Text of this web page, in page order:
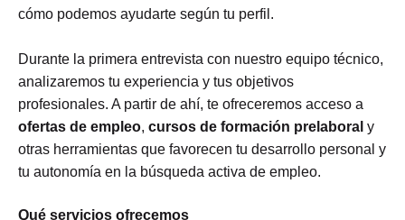
cómo podemos ayudarte según tu perfil.
Durante la primera entrevista con nuestro equipo técnico,
analizaremos tu experiencia y tus objetivos
profesionales. A partir de ahí, te ofreceremos acceso a
ofertas de empleo, cursos de formación prelaboral y
otras herramientas que favorecen tu desarrollo personal y
tu autonomía en la búsqueda activa de empleo.
Qué servicios ofrecemos